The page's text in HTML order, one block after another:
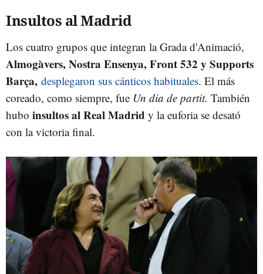
Insultos al Madrid
Los cuatro grupos que integran la Grada d'Animació,
Almogàvers, Nostra Ensenya, Front 532 y Supports
Barça, desplegaron sus cánticos habituales. El más
coreado, como siempre, fue Un dia de partit. También
hubo insultos al Real Madrid y la euforia se desató
con la victoria final.